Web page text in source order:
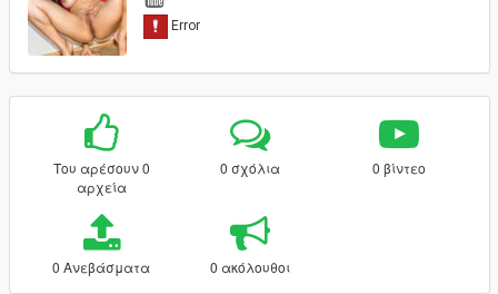
Του αρέσουν 0
αρχεία
0 σχόλια 0 βίντεο
0 Ανεβάσματα 0 ακόλουθοι